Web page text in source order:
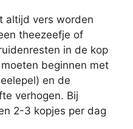
altijd vers worden
theezeefje of
in de kop
beginnen met
en de
verhogen. Bij
2-3 kopjes per dag